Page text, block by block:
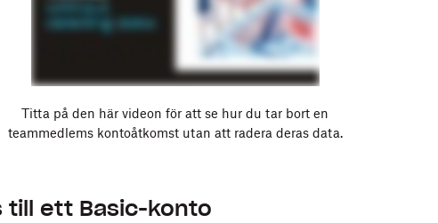
Titta på den här videon för att se hur du tar bort en
teammedlems kontoåtkomst utan att radera deras data.
till ett Basic-konto